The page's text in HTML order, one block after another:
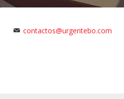
contactos@urgentebo.com